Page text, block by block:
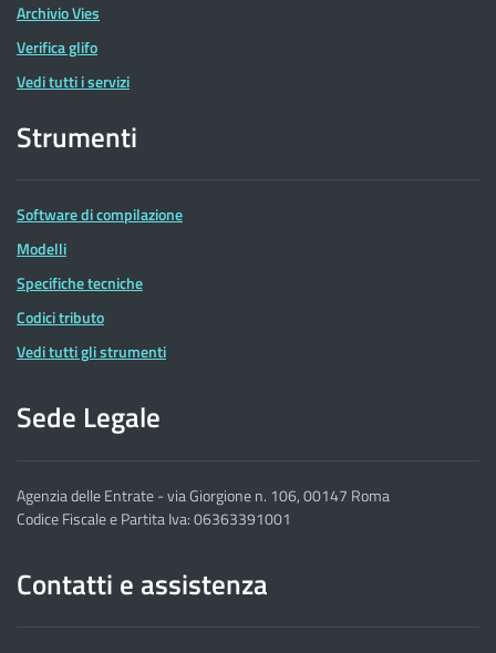
Archivio Vies
Verifica glifo
Vedi tutti i servizi
Strumenti
Software di compilazione
Modelli
Specifiche tecniche
Codici tributo
Vedi tutti gli strumenti
Sede Legale
Agenzia delle Entrate - via Giorgione n. 106, 00147 Roma
Codice Fiscale e Partita Iva: 06363391001
Contatti e assistenza